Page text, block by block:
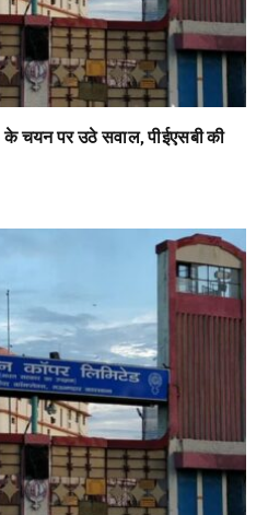
के चयन पर उठे सवाल, पीईएसबी की